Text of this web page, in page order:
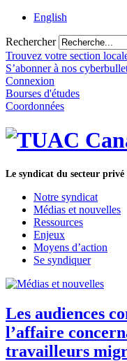
English
Rechercher
Trouvez votre section
S’abonner à nos
Connexion
Bourses d'études
Coordonnées
Le syndicat du secteur privé
Notre syndicat
Médias et nouvelles
Ressources
Enjeux
Moyens d’action
Se syndiquer
Les audiences
l’affaire
travailleurs